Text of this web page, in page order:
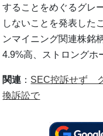
することをめぐるグレ
しないことを発表した
ンマイニング関連株銘
4.9%高、ストロングホ
関連 ： SEC控訴せず
換訴訟で